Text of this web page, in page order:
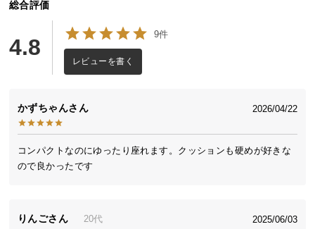
送
に
大
商
品
送
総合評価
4.8
9件
レビューを書く
かずちゃん 2026/04/22
コンパクトなのにゆったり座れます。クッションも硬めが好きな
ので良かったです
りんご 20代 2025/06/03